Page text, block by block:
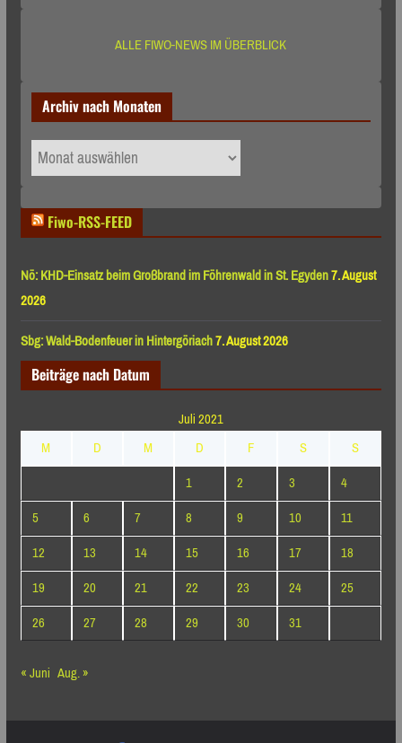
ALLE FIWO-NEWS IM ÜBERBLICK
Archiv nach Monaten
Archiv
nach
Fiwo-RSS-FEED
Nö: KHD-Einsatz beim Großbrand im Föhrenwald in St. Egyden7. August
2026
Sbg: Wald-Bodenfeuer in Hintergöriach7. August 2026
Beiträge nach Datum
Juli 2021
M
D M D F S
S
1
2 3
4
5
6 7 8 9 10
11
12
13 14 15 16 17
18
19
20 21 22 23 24
25
26
27 28 29 30
31
« Juni Aug. »